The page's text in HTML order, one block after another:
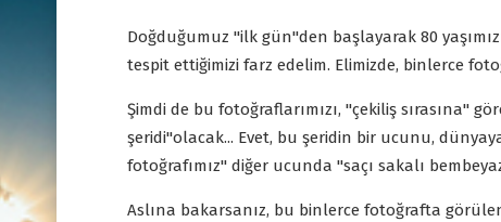
Doğduğumuz "ilk gün"den başlayarak 80
tespit ettiğimizi farz edelim. Elimizde, binlerce
Şimdi de bu fotoğraflarımızı, "çekiliş sırasına"
şeridi"olacak... Evet, bu şeridin bir ucunu,
fotoğrafımız" diğer ucunda "saçı sakalı
Aslına bakarsanız, bu binlerce fotoğrafta